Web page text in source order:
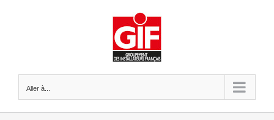
Aller à...